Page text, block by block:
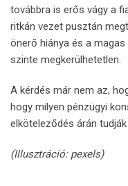
továbbra is erős vágy a
ritkán vezet pusztán
önerő hiánya és a
szinte megkerülhetetlen.
A kérdés már nem az,
hogy milyen pénzügyi
elköteleződés árán
(Illusztráció: pexels)